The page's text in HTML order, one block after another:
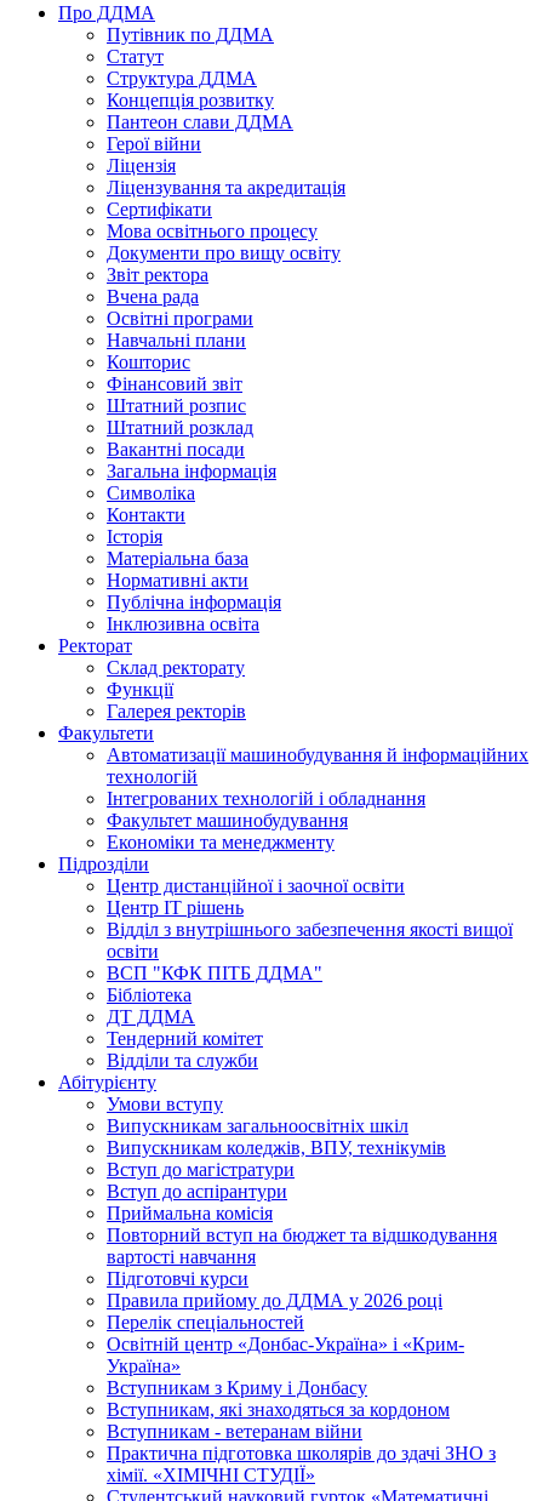
Про ДДМА
Путівник по ДДМА
Статут
Структура ДДМА
Концепція розвитку
Пантеон слави ДДМА
Герої війни
Ліцензія
Ліцензування та акредитація
Сертифікати
Мова освітнього процесу
Документи про вищу освіту
Звіт ректора
Вчена рада
Освітні програми
Навчальні плани
Кошторис
Фінансовий звіт
Штатний розпис
Штатний розклад
Вакантні посади
Загальна інформація
Символіка
Контакти
Історія
Матеріальна база
Нормативні акти
Публічна інформація
Інклюзивна освіта
Ректорат
Склад ректорату
Функції
Галерея ректорів
Факультети
Автоматизації машинобудування й інформаційних
технологій
Інтегрованих технологій і обладнання
Факультет машинобудування
Економіки та менеджменту
Підрозділи
Центр дистанційної і заочної освіти
Центр ІТ рішень
Відділ з внутрішнього забезпечення якості вищої
освіти
ВСП "КФК ПІТБ ДДМА"
Бібліотека
ДТ ДДМА
Тендерний комітет
Відділи та служби
Абітурієнту
Умови вступу
Випускникам загальноосвітніх шкіл
Випускникам коледжів, ВПУ, технікумів
Вступ до магістратури
Вступ до аспірантури
Приймальна комісія
Повторний вступ на бюджет та відшкодування
вартості навчання
Підготовчі курси
Правила прийому до ДДМА у 2026 році
Перелік спеціальностей
Освітній центр «Донбас-Україна» і «Крим-
Україна»
Вступникам з Криму і Донбасу
Вступникам, які знаходяться за кордоном
Вступникам - ветеранам війни
Практична підготовка школярів до здачі ЗНО з
хімії. «ХІМІЧНІ СТУДІЇ»
Студентський науковий гурток «Математичні